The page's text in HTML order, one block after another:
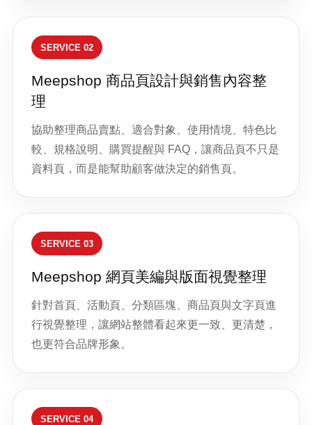
SERVICE 02
Meepshop 商品頁設計與銷售內容整
理
協助整理商品賣點、適合對象、使用情境、特色比
較、規格說明、購買提醒與 FAQ，讓商品頁不只是
資料頁，而是能幫助顧客做決定的銷售頁。
SERVICE 03
Meepshop 網頁美編與版面視覺整理
針對首頁、活動頁、分類區塊、商品頁與文字頁進
行視覺整理，讓網站整體看起來更一致、更清楚，
也更符合品牌形象。
SERVICE 04